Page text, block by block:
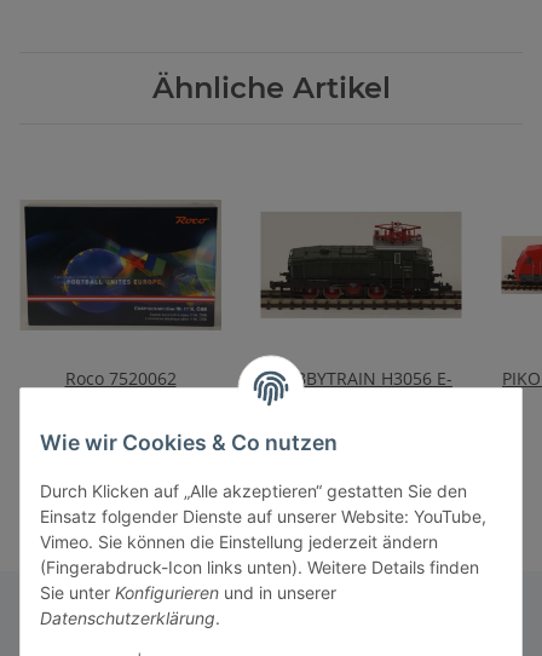
Ähnliche Artikel
Roco 7520062
1116 „Fußball vereint
Europa“ ÖBB, Ep. VI
419,90 € *
HOBBYTRAIN H3056 E-
Wie wir Cookies & Co nutzen
Durch Klicken auf „Alle akzeptieren“ gestatten Sie den
Einsatz folgender Dienste auf unserer Website: YouTube,
Vimeo. Sie können die Einstellung jederzeit ändern
(Fingerabdruck-Icon links unten). Weitere Details finden
Sie unter Konfigurieren und in unserer
Datenschutzerklärung.